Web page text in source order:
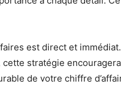
est direct et
stratégie
de votre chiffre